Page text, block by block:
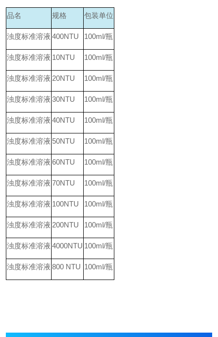
品名 规格 包装单位
浊度标准溶液 400NTU 100ml/瓶
浊度标准溶液 10NTU 100ml/瓶
浊度标准溶液 20NTU 100ml/瓶
浊度标准溶液 30NTU 100ml/瓶
浊度标准溶液 40NTU 100ml/瓶
浊度标准溶液 50NTU 100ml/瓶
浊度标准溶液 60NTU 100ml/瓶
浊度标准溶液 70NTU 100ml/瓶
浊度标准溶液 100NTU 100ml/瓶
浊度标准溶液 200NTU 100ml/瓶
浊度标准溶液 4000NTU 100ml/瓶
浊度标准溶液 800 NTU 100ml/瓶